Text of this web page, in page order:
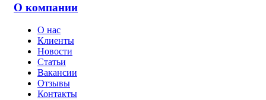
О компании
О нас
Клиенты
Новости
Статьи
Вакансии
Отзывы
Контакты